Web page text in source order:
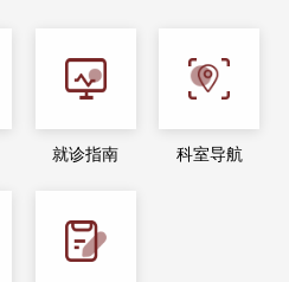
就诊指南 科室导航